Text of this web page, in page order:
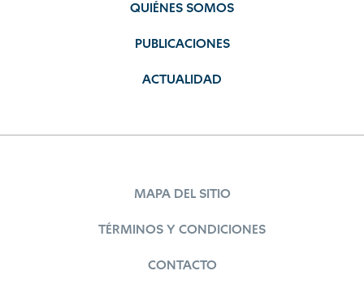
QUIÉNES SOMOS
PUBLICACIONES
ACTUALIDAD
MAPA DEL SITIO
TÉRMINOS Y CONDICIONES
CONTACTO